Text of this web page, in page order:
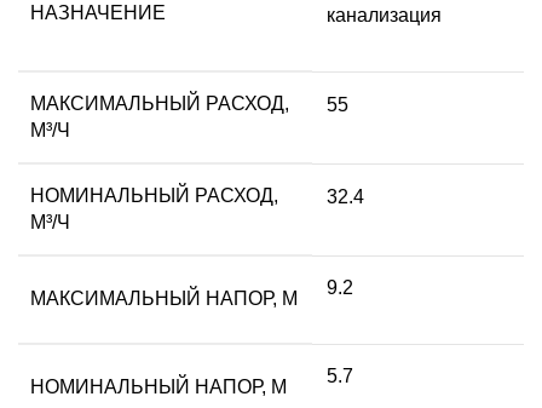
НАЗНАЧЕНИЕ
канализация
МАКСИМАЛЬНЫЙ РАСХОД,
М³/Ч
55
НОМИНАЛЬНЫЙ РАСХОД,
М³/Ч
32.4
МАКСИМАЛЬНЫЙ НАПОР, М
9.2
НОМИНАЛЬНЫЙ НАПОР, М
5.7